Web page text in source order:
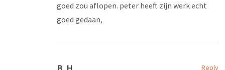
goed zou aflopen. peter heeft zijn werk echt
goed gedaan,
Reply